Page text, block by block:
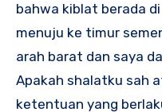
bahwa kiblat berada
menuju ke timur
arah barat dan saya
Apakah shalatku sah
ketentuan yang